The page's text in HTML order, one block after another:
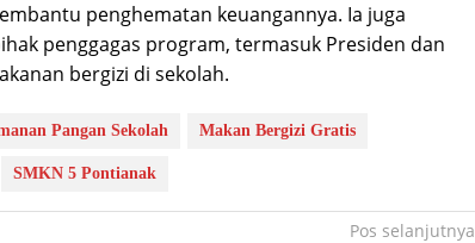
penghematan keuangannya. Ia juga
penggagas program, termasuk Presiden dan
bergizi di sekolah.
Pangan Sekolah Makan Bergizi Gratis
SMKN 5 Pontianak
Pos selanjutnya